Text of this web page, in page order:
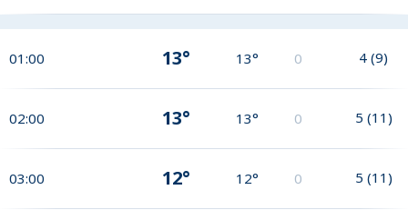
01:00 13° 13° 0 4 (9)
02:00 13° 13° 0 5 (11)
03:00 12° 12° 0 5 (11)